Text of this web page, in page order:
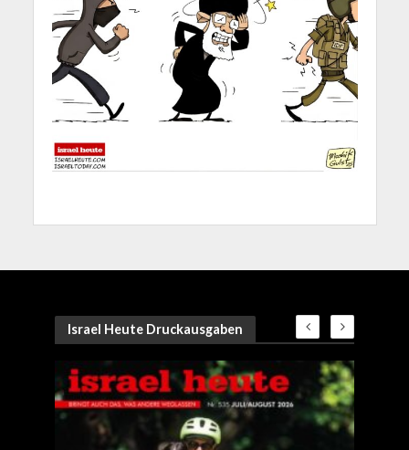
Israel Heute Druckausgaben